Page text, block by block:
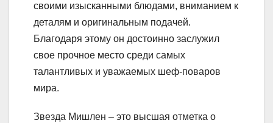
своими изысканными блюдами, вниманием к
деталям и оригинальным подачей.
Благодаря этому он достоинно заслужил
свое прочное место среди самых
талантливых и уважаемых шеф-поваров
мира.
Звезда Мишлен – это высшая отметка о